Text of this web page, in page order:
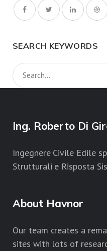
SEARCH KEYWORDS
Ing. Roberto Di
Ingegnere Civile Edile
Strutturali e Risposta
About Havnor
Our team creates a
sites with lots of